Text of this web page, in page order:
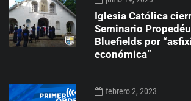
Iglesia Católica
Seminario
Bluefields por
económica”
febrero 2, 2023